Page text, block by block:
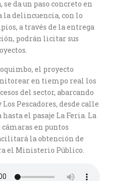
da un paso concreto en
la delincuencia, con lo
a través de la entrega
podrán licitar sus
el proyecto
en tiempo real los
del sector, abarcando
Los Pescadores, desde calle
hasta el pasaje La Feria. La
en puntos
la obtención de
el Ministerio Público.